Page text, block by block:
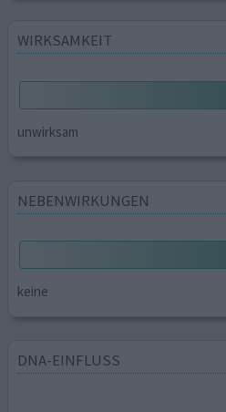
WIRKSAMKEIT
unwirksam
NEBENWIRKUNGEN
keine
DNA-EINFLUSS